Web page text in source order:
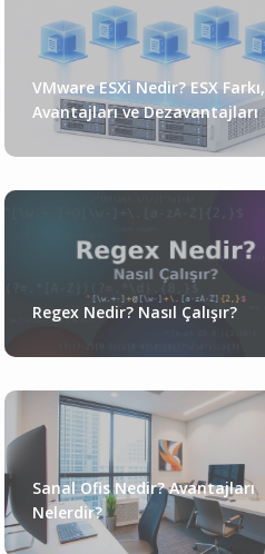
VMware ESXi Nedir? ESX Farkı,
Avantajları ve Dezavantajları
Regex Nedir? Nasıl Çalışır?
Sanal Ofis Nedir? Avantajları
Nelerdir?